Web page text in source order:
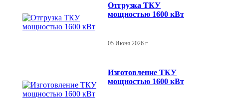
Отгрузка ТКУ
мощностью 1600 кВт
05 Июня 2026 г.
Изготовление ТКУ
мощностью 1600 кВт